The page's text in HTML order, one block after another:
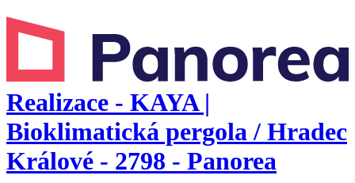
Realizace - KAYA |
Bioklimatická pergola / Hradec
Králové - 2798 - Panorea